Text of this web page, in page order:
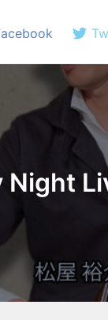
Night